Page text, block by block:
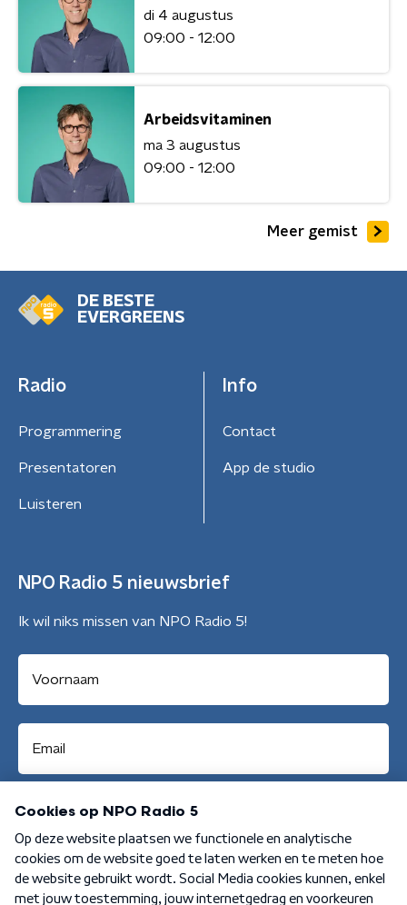
di 4 augustus
09:00 - 12:00
Arbeidsvitaminen
ma 3 augustus
09:00 - 12:00
Meer gemist
DE BESTE
EVERGREENS
Radio
Programmering
Presentatoren
Luisteren
Info
Contact
App de studio
NPO Radio 5 nieuwsbrief
Ik wil niks missen van NPO Radio 5!
Aanmelden
Algemene voorwaarden